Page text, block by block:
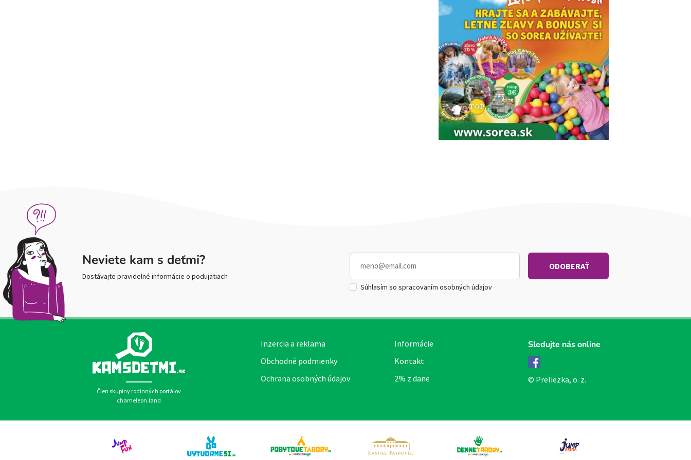
Neviete kam s deťmi?
Dostávajte pravidelné informácie o podujatiach
Súhlasím so spracovaním osobných údajov
Člen skupiny rodinných portálov
chameleon.land
Inzercia a reklama
Obchodné podmienky
Ochrana osobných údajov
Informácie
Kontakt
2% z dane
Sledujte nás online
© Preliezka, o. z.